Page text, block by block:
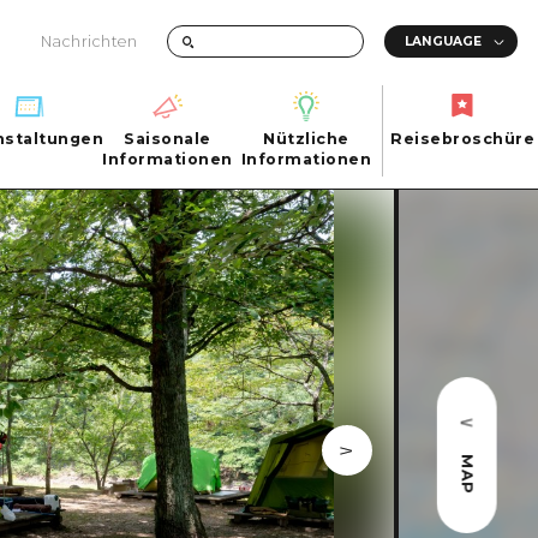
Nachrichten
City
Saisonale
Informationen
Informationen
Nützliche
Informationen
Informationen
FAQs
Foto-Download
Transportinformationen bei Katastrophen
Reisebroschüre
MAP